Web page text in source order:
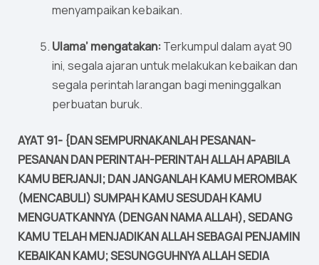
menyampaikan kebaikan.
Ulama’ mengatakan:Terkumpul dalam ayat 90
ini, segala ajaran untuk melakukan kebaikan dan
segala perintah larangan bagi meninggalkan
perbuatan buruk.
AYAT 91- {DAN SEMPURNAKANLAH PESANAN-
PESANAN DAN PERINTAH-PERINTAH ALLAH APABILA
KAMU BERJANJI; DAN JANGANLAH KAMU MEROMBAK
(MENCABULI) SUMPAH KAMU SESUDAH KAMU
MENGUATKANNYA (DENGAN NAMA ALLAH), SEDANG
KAMU TELAH MENJADIKAN ALLAH SEBAGAI PENJAMIN
KEBAIKAN KAMU; SESUNGGUHNYA ALLAH SEDIA